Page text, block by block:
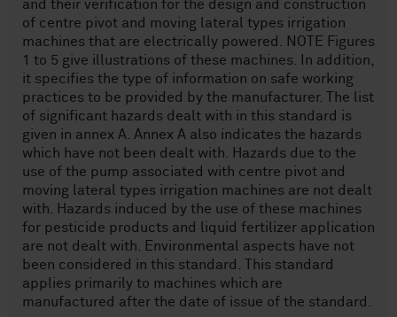
and their verification for the design and construction
of centre pivot and moving lateral types irrigation
machines that are electrically powered. NOTE Figures
1 to 5 give illustrations of these machines. In addition,
it specifies the type of information on safe working
practices to be provided by the manufacturer. The list
of significant hazards dealt with in this standard is
given in annex A. Annex A also indicates the hazards
which have not been dealt with. Hazards due to the
use of the pump associated with centre pivot and
moving lateral types irrigation machines are not dealt
with. Hazards induced by the use of these machines
for pesticide products and liquid fertilizer application
are not dealt with. Environmental aspects have not
been considered in this standard. This standard
applies primarily to machines which are
manufactured after the date of issue of the standard.